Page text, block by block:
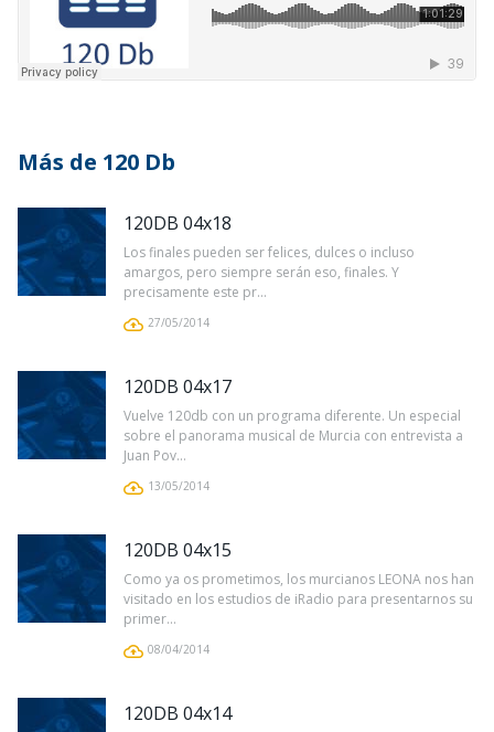
Más de 120 Db
120DB 04x18
Los finales pueden ser felices, dulces o incluso
amargos, pero siempre serán eso, finales. Y
precisamente este pr...
27/05/2014
120DB 04x17
Vuelve 120db con un programa diferente. Un especial
sobre el panorama musical de Murcia con entrevista a
Juan Pov...
13/05/2014
120DB 04x15
Como ya os prometimos, los murcianos LEONA nos han
visitado en los estudios de iRadio para presentarnos su
primer...
08/04/2014
120DB 04x14